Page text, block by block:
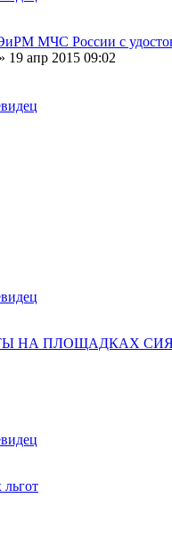
МЧС России с
» 19 апр 2015 09:02
НА ПЛОЩАДКАХ
льгот